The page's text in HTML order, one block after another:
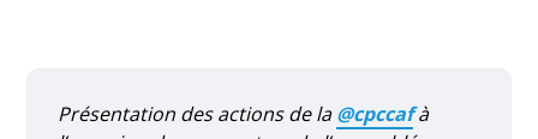
Présentation des actions de la@cpccafà